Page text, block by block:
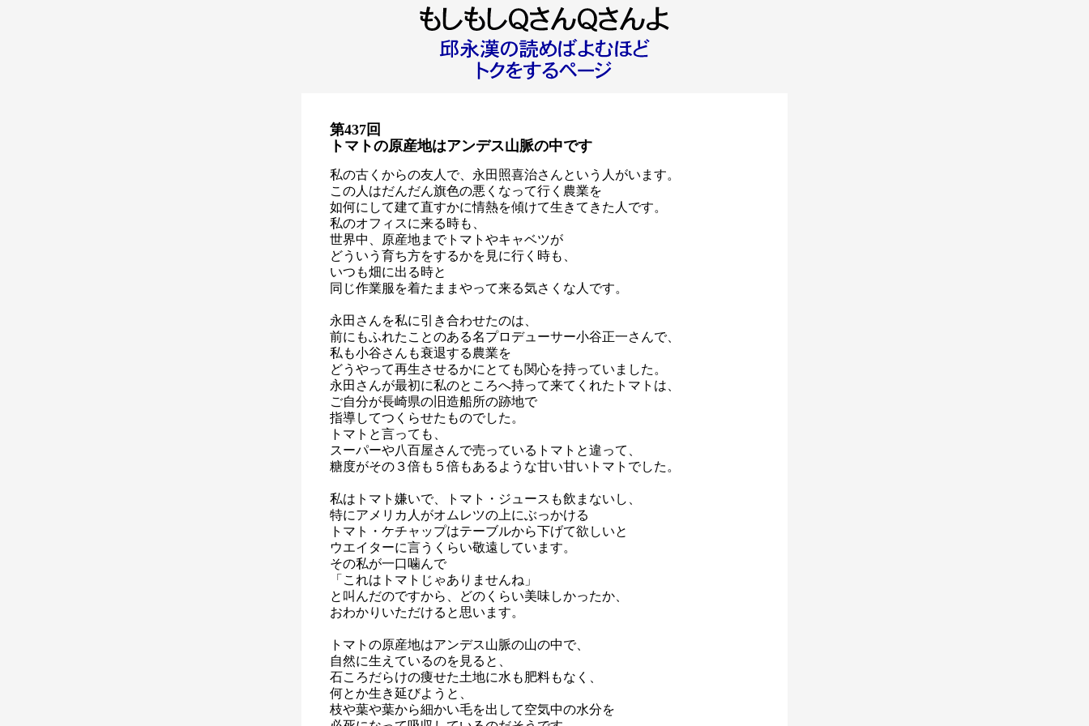
第437回
トマトの原産地はアンデス山脈の中です
私の古くからの友人で、永田照喜治さんという人がいます。
この人はだんだん旗色の悪くなって行く農業を
如何にして建て直すかに情熱を傾けて生きてきた人です。
私のオフィスに来る時も、
世界中、原産地までトマトやキャベツが
どういう育ち方をするかを見に行く時も、
いつも畑に出る時と
同じ作業服を着たままやって来る気さくな人です。
永田さんを私に引き合わせたのは、
前にもふれたことのある名プロデューサー小谷正一さんで、
私も小谷さんも衰退する農業を
どうやって再生させるかにとても関心を持っていました。
永田さんが最初に私のところへ持って来てくれたトマトは、
ご自分が長崎県の旧造船所の跡地で
指導してつくらせたものでした。
トマトと言っても、
スーパーや八百屋さんで売っているトマトと違って、
糖度がその３倍も５倍もあるような甘い甘いトマトでした。
私はトマト嫌いで、トマト・ジュースも飲まないし、
特にアメリカ人がオムレツの上にぶっかける
トマト・ケチャップはテーブルから下げて欲しいと
ウエイターに言うくらい敬遠しています。
その私が一口噛んで
「これはトマトじゃありませんね」
と叫んだのですから、どのくらい美味しかったか、
おわかりいただけると思います。
トマトの原産地はアンデス山脈の山の中で、
自然に生えているのを見ると、
石ころだらけの痩せた土地に水も肥料もなく、
何とか生き延びようと、
枝や葉や葉から細かい毛を出して空気中の水分を